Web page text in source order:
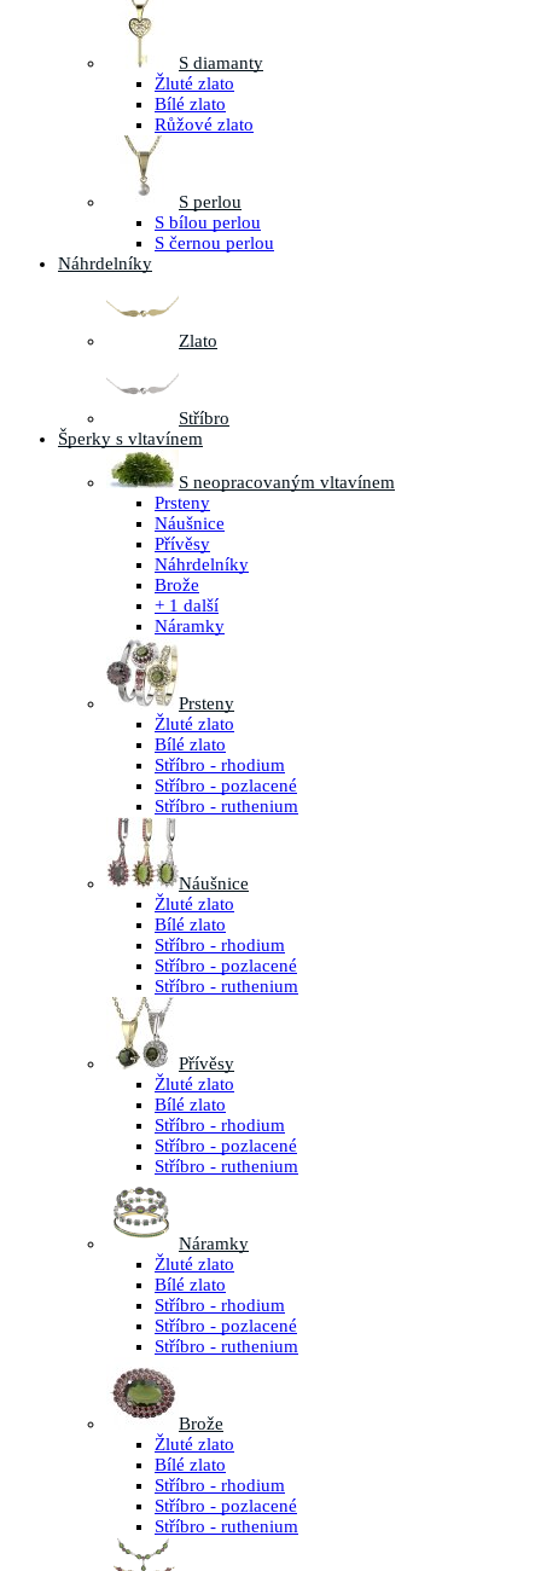
S diamanty
Žluté zlato
Bílé zlato
Růžové zlato
S perlou
S bílou perlou
S černou perlou
Náhrdelníky
Zlato
Stříbro
Šperky s vltavínem
S neopracovaným vltavínem
Prsteny
Náušnice
Přívěsy
Náhrdelníky
Brože
+ 1 další
Náramky
Prsteny
Žluté zlato
Bílé zlato
Stříbro - rhodium
Stříbro - pozlacené
Stříbro - ruthenium
Náušnice
Žluté zlato
Bílé zlato
Stříbro - rhodium
Stříbro - pozlacené
Stříbro - ruthenium
Přívěsy
Žluté zlato
Bílé zlato
Stříbro - rhodium
Stříbro - pozlacené
Stříbro - ruthenium
Náramky
Žluté zlato
Bílé zlato
Stříbro - rhodium
Stříbro - pozlacené
Stříbro - ruthenium
Brože
Žluté zlato
Bílé zlato
Stříbro - rhodium
Stříbro - pozlacené
Stříbro - ruthenium